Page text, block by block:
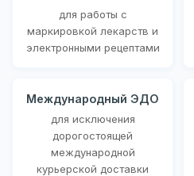
для работы с
маркировкой лекарств и
электронными рецептами
Международный ЭДО
для исключения
дорогостоящей
международной
курьерской доставки